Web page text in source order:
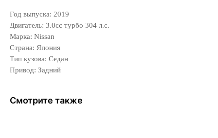
Год выпуска: 2019
Двигатель: 3.0сс турбо 304 л.с.
Марка: Nissan
Страна: Япония
Тип кузова: Седан
Привод: Задний
Смотрите также